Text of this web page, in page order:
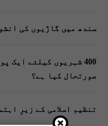
سندھ میں گاڑیوں کی
400 شہریوں کیلئے ایک
صورتحال کیا ہے؟
تنظیم اسلامی کے زیرِ